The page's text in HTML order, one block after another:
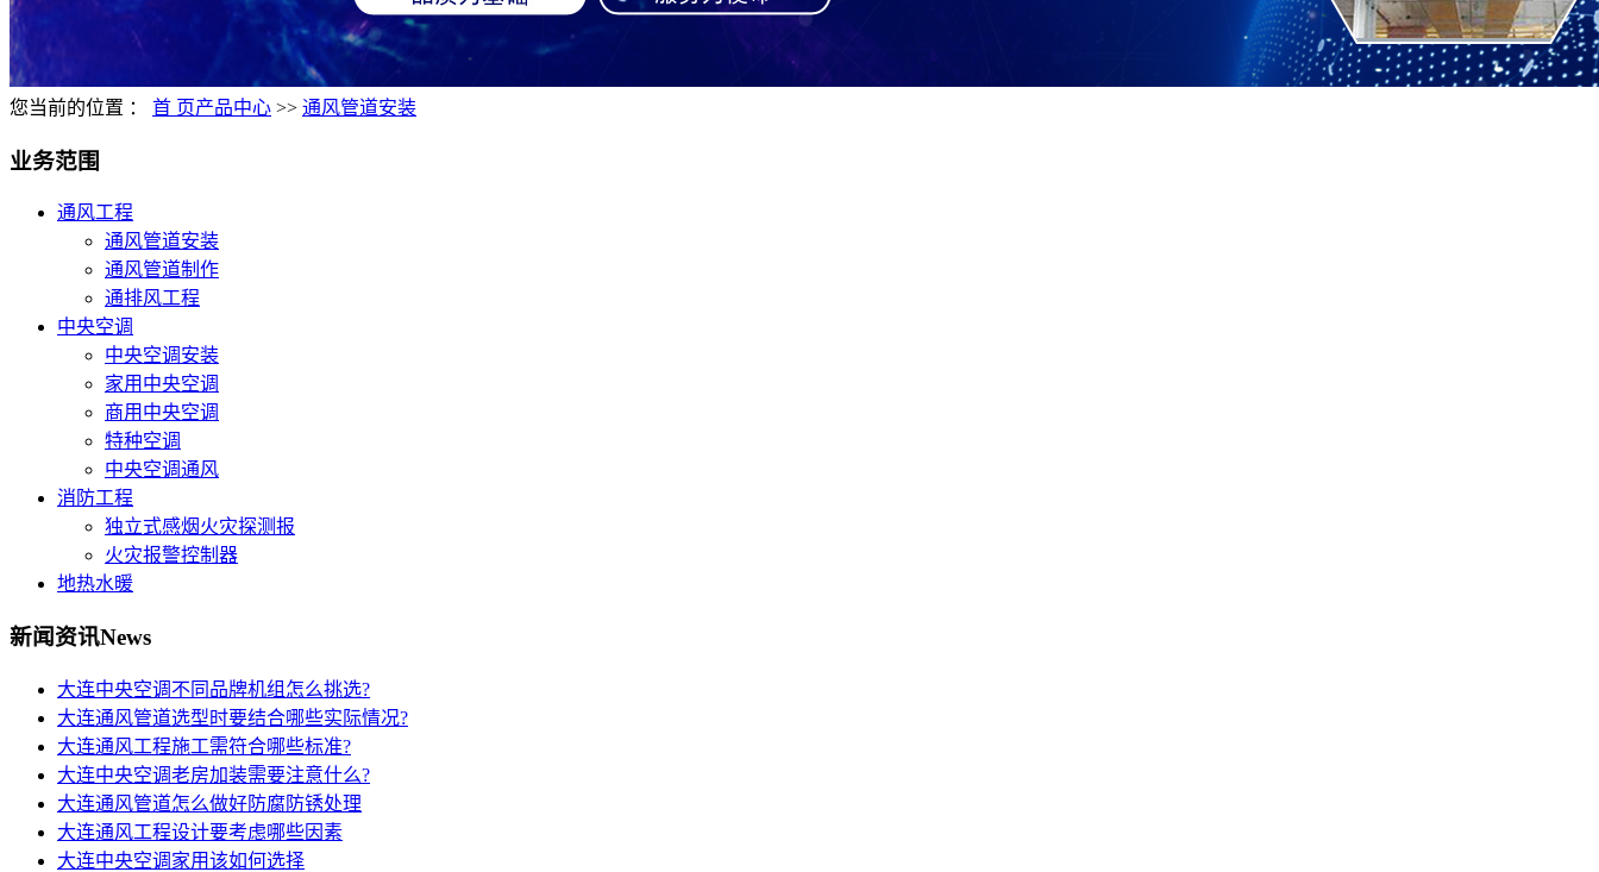
您当前的位置 ： 首 页产品中心 >> 通风管道安装
业务范围
通风工程
通风管道安装
通风管道制作
通排风工程
中央空调
中央空调安装
家用中央空调
商用中央空调
特种空调
中央空调通风
消防工程
独立式感烟火灾探测报
火灾报警控制器
地热水暖
新闻资讯News
大连中央空调不同品牌机组怎么挑选?
大连通风管道选型时要结合哪些实际情况?
大连通风工程施工需符合哪些标准?
大连中央空调老房加装需要注意什么?
大连通风管道怎么做好防腐防锈处理
大连通风工程设计要考虑哪些因素
大连中央空调家用该如何选择